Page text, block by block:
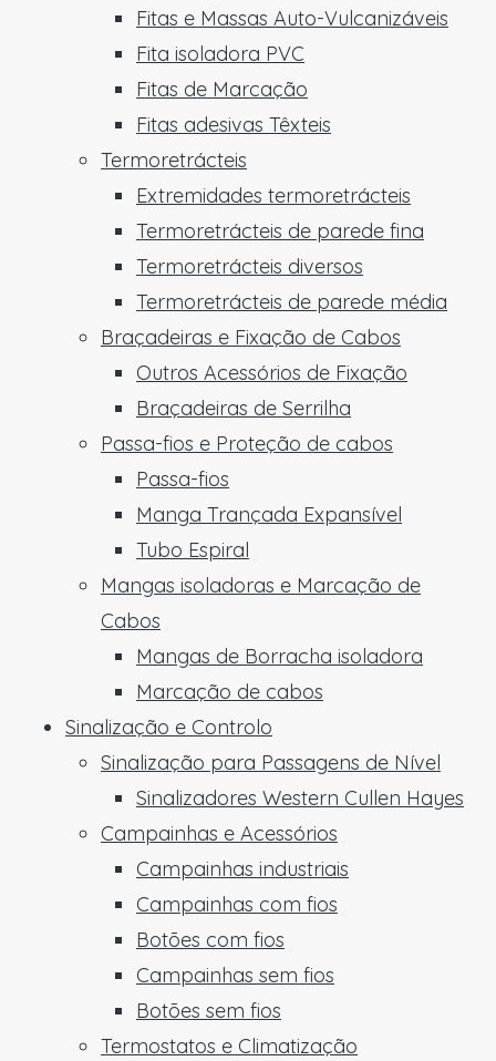
Fitas e Massas Auto-Vulcanizáveis
Fita isoladora PVC
Fitas de Marcação
Fitas adesivas Têxteis
Termoretrácteis
Extremidades termoretrácteis
Termoretrácteis de parede fina
Termoretrácteis diversos
Termoretrácteis de parede média
Braçadeiras e Fixação de Cabos
Outros Acessórios de Fixação
Braçadeiras de Serrilha
Passa-fios e Proteção de cabos
Passa-fios
Manga Trançada Expansível
Tubo Espiral
Mangas isoladoras e Marcação de
Cabos
Mangas de Borracha isoladora
Marcação de cabos
Sinalização e Controlo
Sinalização para Passagens de Nível
Sinalizadores Western Cullen Hayes
Campainhas e Acessórios
Campainhas industriais
Campainhas com fios
Botões com fios
Campainhas sem fios
Botões sem fios
Termostatos e Climatização